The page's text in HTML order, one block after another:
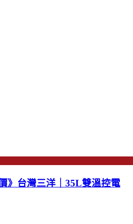
》台灣三洋｜35L雙溫控電